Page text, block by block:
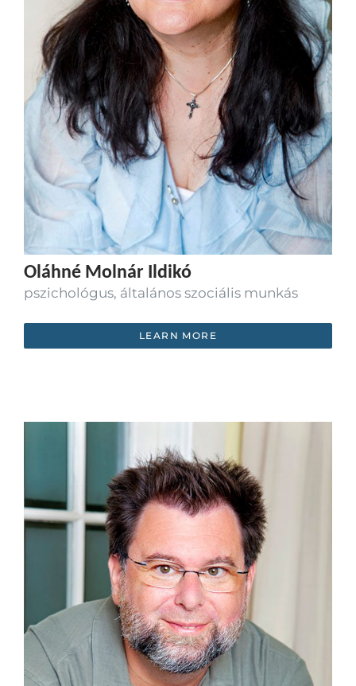
Oláhné Molnár Ildikó
pszichológus, általános szociális munkás
LEARN MORE